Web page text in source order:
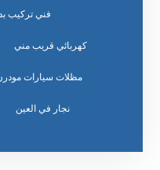
فني تركيب
كهربائي قريب مني
مظلات سيارات
نجار في العين